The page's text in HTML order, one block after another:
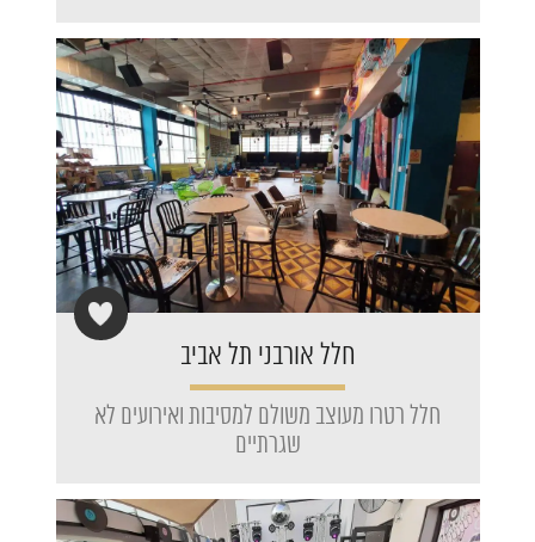
חלל אורבני תל אביב
חלל רטרו מעוצב משולם למסיבות ואירועים לא
שגרתיים